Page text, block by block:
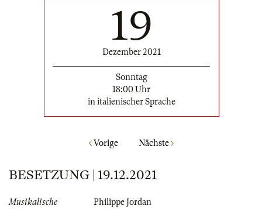
19
Dezember 2021
Sonntag
18:00 Uhr
in italienischer Sprache
Vorige Nächste
BESETZUNG | 19.12.2021
Musikalische
Philippe Jordan